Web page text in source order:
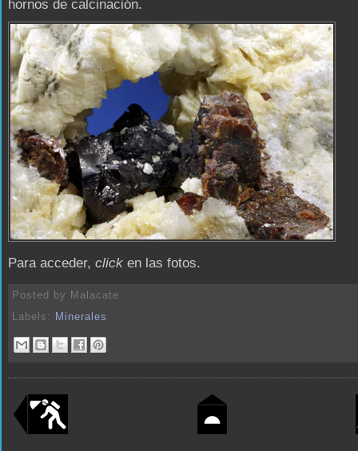
hornos de calcinación.
Para acceder, click en las fotos.
Posted by Malacate
Labels:
Minerales